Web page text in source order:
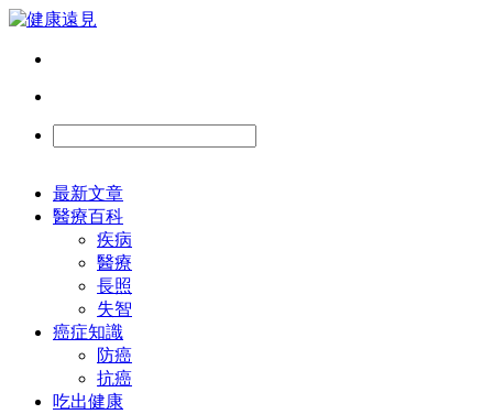
最新文章
醫療百科
疾病
醫療
長照
失智
癌症知識
防癌
抗癌
吃出健康